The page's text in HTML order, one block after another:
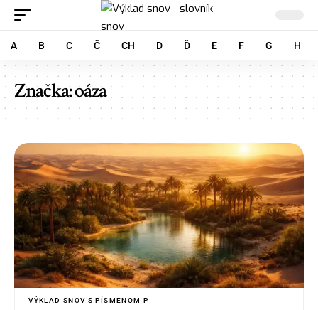
A B C Č CH D Ď E F G H
Značka:oáza
VÝKLAD SNOV S PÍSMENOM P